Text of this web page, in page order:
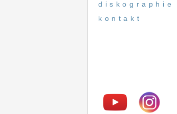
diskographie
kontakt